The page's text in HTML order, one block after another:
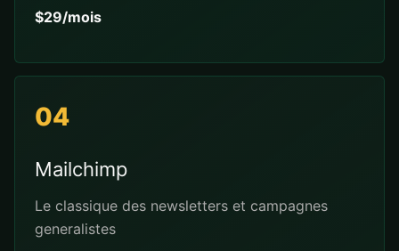
$29/mois
04
Mailchimp
Le classique des newsletters et campagnes
generalistes